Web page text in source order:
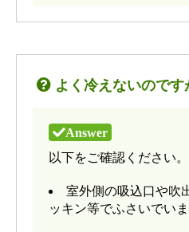
よく冷えないのです
以下をご確認ください。
室外側の吸込口や吹
ッキン等でふさいでいま